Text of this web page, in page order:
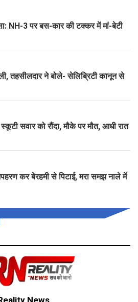
NH-3 पर बस-कार की टक्कर में मां-बेटी
तहसीलदार ने बोले- सेलिब्रिटी कानून से
सवार को रौंदा, मौके पर मौत, आधी रात
कर बेरहमी से पिटाई, मरा समझ नाले में